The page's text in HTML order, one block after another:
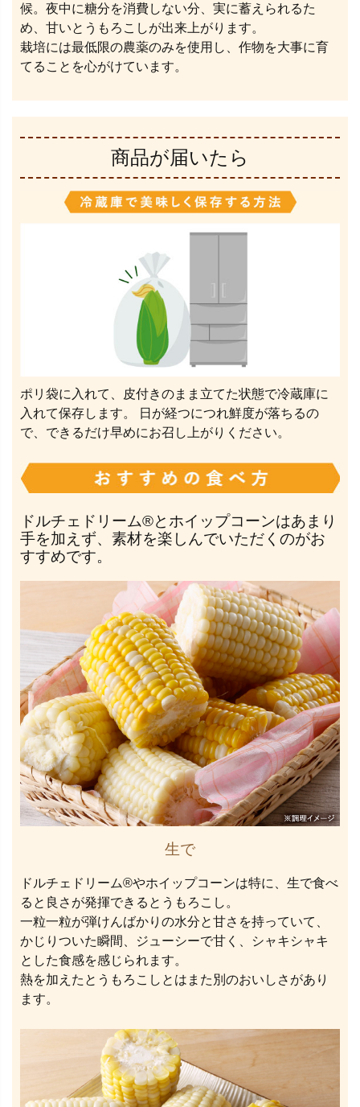
候。夜中に糖分を消費しない分、実に蓄えられるた
め、甘いとうもろこしが出来上がります。
栽培には最低限の農薬のみを使用し、作物を大事に育
てることを心がけています。
商品が届いたら
ポリ袋に入れて、皮付きのまま立てた状態で冷蔵庫に
入れて保存します。 日が経つにつれ鮮度が落ちるの
で、できるだけ早めにお召し上がりください。
ドルチェドリーム®とホイップコーンはあまり
手を加えず、素材を楽しんでいただくのがお
すすめです。
生で
ドルチェドリーム®やホイップコーンは特に、生で食べ
ると良さが発揮できるとうもろこし。
一粒一粒が弾けんばかりの水分と甘さを持っていて、
かじりついた瞬間、ジューシーで甘く、シャキシャキ
とした食感を感じられます。
熱を加えたとうもろこしとはまた別のおいしさがあり
ます。